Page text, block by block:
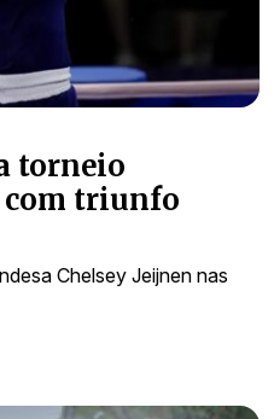
torneio
com triunfo
Chelsey Jeijnen nas